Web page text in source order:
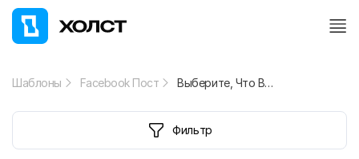
Шаблоны Facebook Пост Выберите, Что Вам Нравится: Пост в Facebook
Фильтр